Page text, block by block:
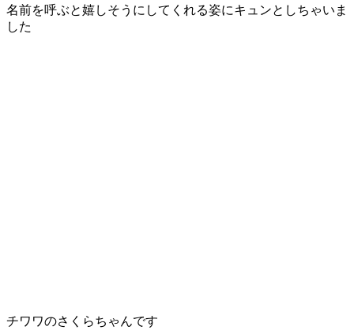
ロ
名前を呼ぶと嬉しそうにしてくれる姿にキュンとしちゃいま
した
チワワのさくらちゃんです